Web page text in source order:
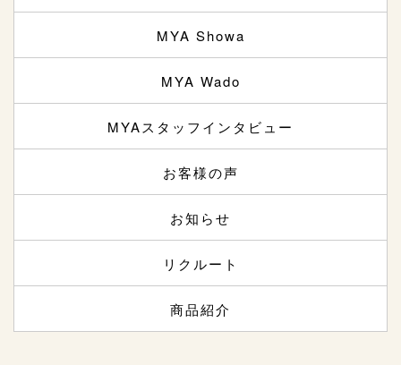
MYA Showa
MYA Wado
MYAスタッフインタビュー
お客様の声
お知らせ
リクルート
商品紹介